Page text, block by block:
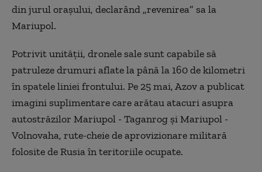
din jurul orașului, declarând „revenirea” sa la
Mariupol.
Potrivit unității, dronele sale sunt capabile să
patruleze drumuri aflate la până la 160 de kilometri
în spatele liniei frontului. Pe 25 mai, Azov a publicat
imagini suplimentare care arătau atacuri asupra
autostrăzilor Mariupol - Taganrog și Mariupol -
Volnovaha, rute-cheie de aprovizionare militară
folosite de Rusia în teritoriile ocupate.